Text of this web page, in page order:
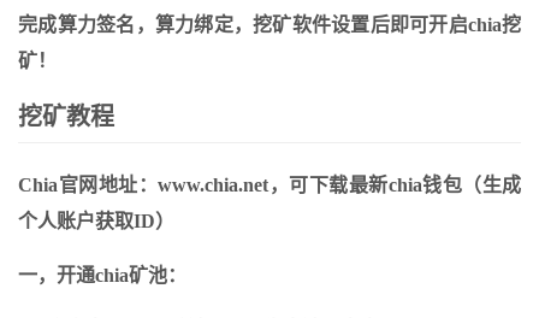
完成算力签名，算力绑定，挖矿软件设置后即可开启chia挖
矿！
挖矿教程
Chia官网地址：www.chia.net，可下载最新chia钱包（生成
个人账户获取ID）
一，开通chia矿池：